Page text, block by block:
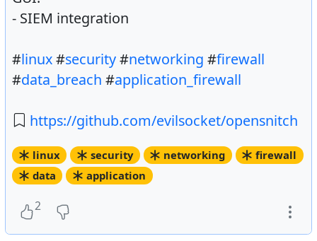
- SIEM integration
#linux#security#networking #firewall
#data_breach #application_firewall
https://github.com/evilsocket/opensnitch
linux security networking
firewall
data
application
2